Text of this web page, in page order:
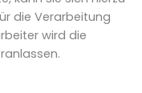
die Verarbeitung
wird die